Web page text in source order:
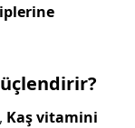
Kaş vitamini